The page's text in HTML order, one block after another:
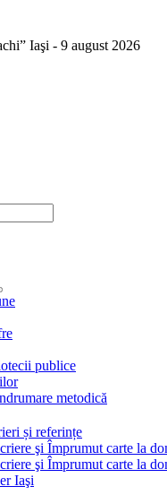
Iaşi - 9 august 2026
publice
metodică
și referințe
şi Împrumut carte la
şi Împrumut carte la
Iaşi